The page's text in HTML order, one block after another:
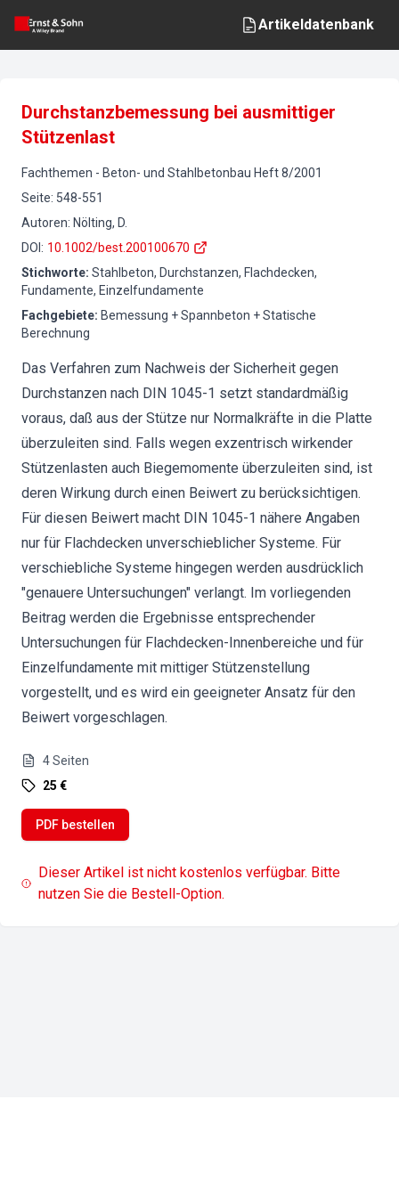
Artikeldatenbank
Durchstanzbemessung bei ausmittiger
Stützenlast
Fachthemen - Beton- und Stahlbetonbau Heft8/2001
Seite: 548-551
Autoren: Nölting, D.
DOI : 10.1002/best.200100670
Stichworte: Stahlbeton, Durchstanzen, Flachdecken,
Fundamente, Einzelfundamente
Fachgebiete: Bemessung + Spannbeton + Statische
Berechnung
Das Verfahren zum Nachweis der Sicherheit gegen
Durchstanzen nach DIN 1045-1 setzt standardmäßig
voraus, daß aus der Stütze nur Normalkräfte in die Platte
überzuleiten sind. Falls wegen exzentrisch wirkender
Stützenlasten auch Biegemomente überzuleiten sind, ist
deren Wirkung durch einen Beiwert zu berücksichtigen.
Für diesen Beiwert macht DIN 1045-1 nähere Angaben
nur für Flachdecken unverschieblicher Systeme. Für
verschiebliche Systeme hingegen werden ausdrücklich
"genauere Untersuchungen" verlangt. Im vorliegenden
Beitrag werden die Ergebnisse entsprechender
Untersuchungen für Flachdecken-Innenbereiche und für
Einzelfundamente mit mittiger Stützenstellung
vorgestellt, und es wird ein geeigneter Ansatz für den
Beiwert vorgeschlagen.
4Seiten
25 €
PDF bestellen
Dieser Artikel ist nicht kostenlos verfügbar. Bitte
nutzen Sie die Bestell-Option.